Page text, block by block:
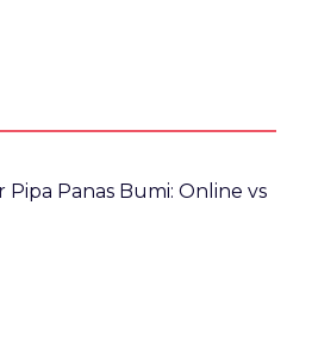
Panas Bumi: Online vs